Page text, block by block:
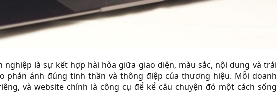
nghiệp là sự kết hợp hài hòa giữa giao diện, màu sắc, nội dung và trải
phản ánh đúng tinh thần và thông điệp của thương hiệu. Mỗi doanh
và website chính là công cụ để kể câu chuyện đó một cách sống